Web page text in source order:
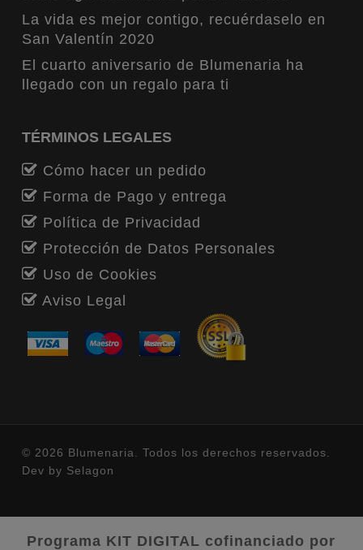
La vida es mejor contigo, recuérdaselo en
San Valentín 2020
El cuarto aniversario de Blumenaria ha
llegado con un regalo para ti
TÉRMINOS LEGALES
Cómo hacer un pedido
Forma de Pago y entrega
Política de Privacidad
Protección de Datos Personales
Uso de Cookies
Aviso Legal
© 2026 Blumenaria. Todos los derechos reservados.
Dev by Selagon
Programa KIT DIGITAL cofinanciado por